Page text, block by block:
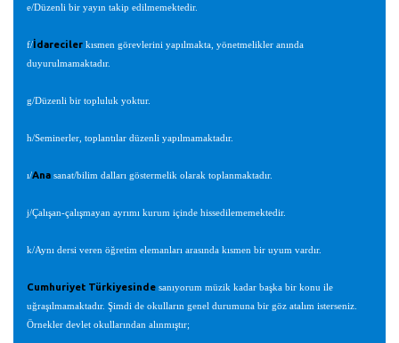
e/Düzenli bir yayın takip edilmemektedir.
f/İdareciler kısmen görevlerini yapılmakta, yönetmelikler anında
duyurulmamaktadır.
g/Düzenli bir topluluk yoktur.
h/Seminerler, toplantılar düzenli yapılmamaktadır.
ı/Ana sanat/bilim dalları göstermelik olarak toplanmaktadır.
j/Çalışan-çalışmayan ayrımı kurum içinde hissedilememektedir.
k/Aynı dersi veren öğretim elemanları arasında kısmen bir uyum vardır.
Cumhuriyet Türkiyesinde sanıyorum müzik kadar başka bir konu ile
uğraşılmamaktadır. Şimdi de okulların genel durumuna bir göz atalım isterseniz.
Örnekler devlet okullarından alınmıştır;